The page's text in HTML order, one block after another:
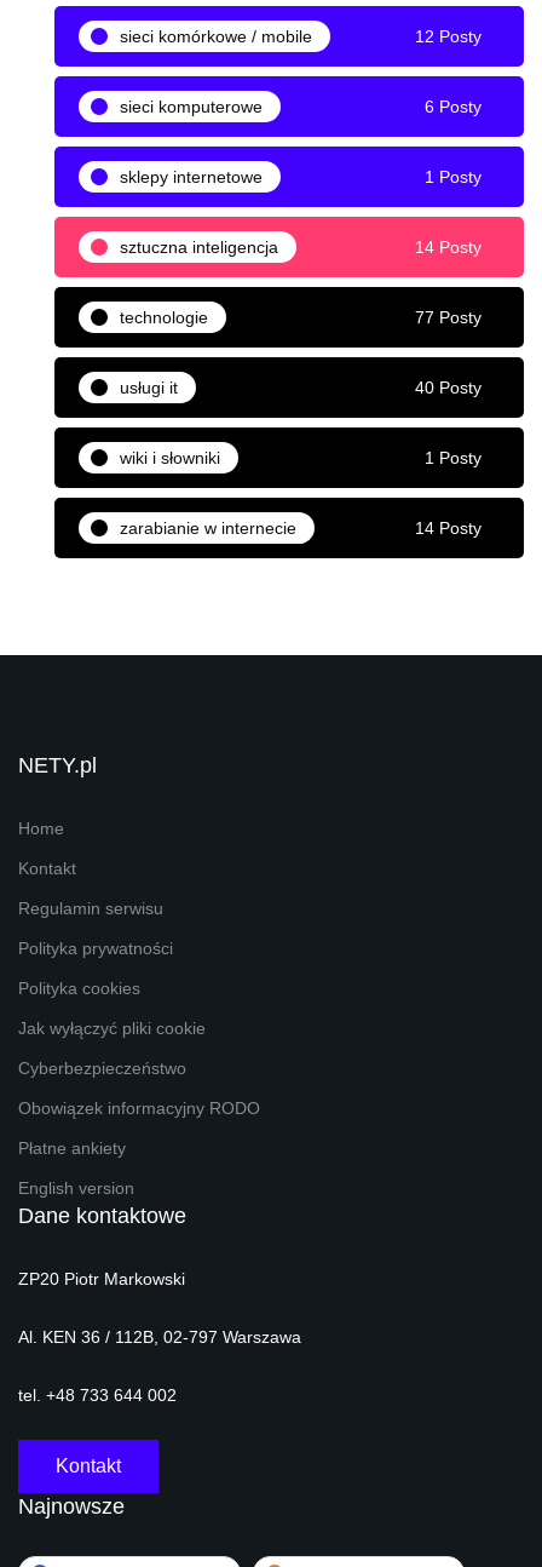
sieci komórkowe / mobile 12 Posty
sieci komputerowe 6 Posty
sklepy internetowe 1 Posty
sztuczna inteligencja 14 Posty
technologie 77 Posty
usługi it 40 Posty
wiki i słowniki 1 Posty
zarabianie w internecie 14 Posty
NETY.pl
Home
Kontakt
Regulamin serwisu
Polityka prywatności
Polityka cookies
Jak wyłączyć pliki cookie
Cyberbezpieczeństwo
Obowiązek informacyjny RODO
Płatne ankiety
English version
Dane kontaktowe
ZP20 Piotr Markowski
Al. KEN 36 / 112B, 02-797 Warszawa
tel. +48 733 644 002
Kontakt
Najnowsze